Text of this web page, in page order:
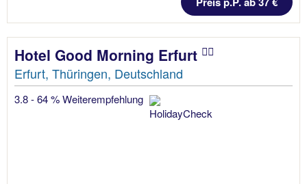
Hotel Good Morning Erfurt
Erfurt, Thüringen, Deutschland
3.8 - 64 % Weiterempfehlung